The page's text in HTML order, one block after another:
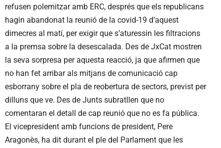
refusen polemitzar amb ERC, després que els republicans
hagin abandonat la reunió de la covid-19 d’aquest
dimecres al matí, per exigir que s’aturessin les filtracions
a la premsa sobre la desescalada. Des de JxCat mostren
la seva sorpresa per aquesta reacció, ja que afirmen que
no han fet arribar als mitjans de comunicació cap
esborrany sobre el pla de reobertura de sectors, previst per
dilluns que ve. Des de Junts subratllen que no
comentaran el detall de cap reunió que no es fa pública.
El vicepresident amb funcions de president, Pere
Aragonès, ha dit durant el ple del Parlament que les